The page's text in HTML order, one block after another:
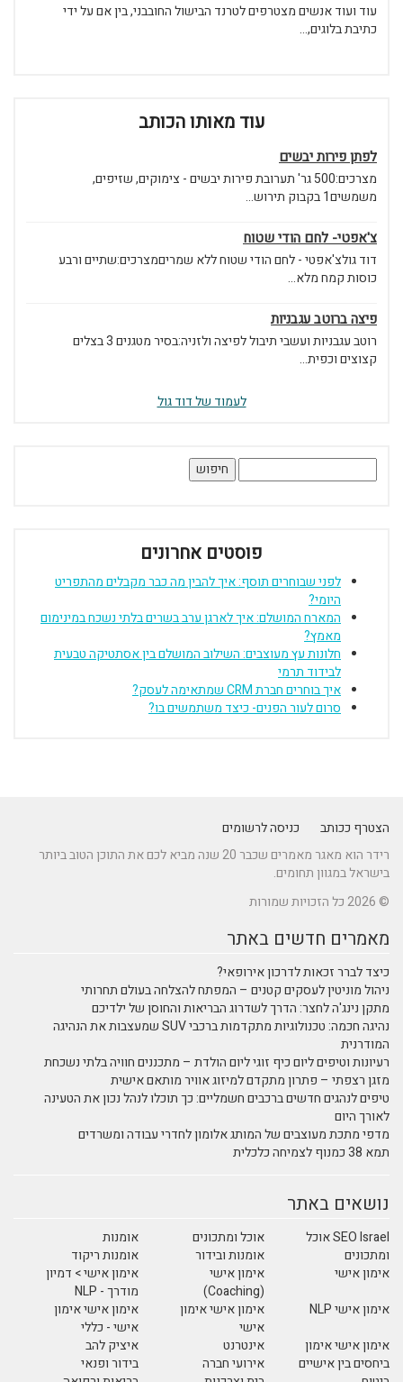
עוד ועוד אנשים מצטרפים לטרנד הבישול החובבני, בין אם על ידי
כתיבת בלוגים,...
עוד מאותו הכותב
לפתן פירות יבשים
מצרכים:500 גר' תערובת פירות יבשים - צימוקים, שזיפים,
משמשים1 בקבוק תירוש...
צ'אפטי- לחם הודי שטוח
דוד גולצ'אפטי - לחם הודי שטוח ללא שמריםמצרכים:שתיים ורבע
כוסות קמח מלא...
פיצה ברוטב עגבניות
רוטב עגבניות ועשבי תיבול לפיצה ולזניה:בסיר מטגנים 3 בצלים
קצוצים וכפית...
לעמוד של דוד גול
פוסטים אחרונים
לפני שבוחרים תוסף: איך להבין מה כבר מקבלים מהתפריט
היומי?
המארח המושלם: איך לארגן ערב בשרים בלתי נשכח במינימום
מאמץ?
חלונות עץ מעוצבים: השילוב המושלם בין אסתטיקה טבעית
לבידוד תרמי
איך בוחרים חברת CRM שמתאימה לעסק?
סרום לעור הפנים- כיצד משתמשים בו?
הצטרף ככותב
כניסה לרשומים
רידר הוא מאגר מאמרים שכבר 20 שנה מביא לכם את התוכן הטוב ביותר
בישראל במגוון תחומים.
© 2026 כל הזכויות שמורות
מאמרים חדשים באתר
כיצד לברר זכאות לדרכון אירופאי?
ניהול מוניטין לעסקים קטנים – המפתח להצלחה בעולם תחרותי
מתקן נינג'ה לחצר: הדרך לשדרוג הבריאות והחוסן של ילדיכם
נהיגה חכמה: טכנולוגיות מתקדמות ברכבי SUV שמעצבות את הנהיגה
המודרנית
רעיונות וטיפים ליום כיף זוגי ליום הולדת – מתכננים חוויה בלתי נשכחת
מזגן רצפתי – פתרון מתקדם למיזוג אוויר מותאם אישית
טיפים לנהגים חדשים ברכבים חשמליים: כך תוכלו לנהל נכון את הטעינה
לאורך היום
מדפי מתכת מעוצבים של המותג אלומון לחדרי עבודה ומשרדים
תמא 38 כמנוף לצמיחה כלכלית
נושאים באתר
SEO Israel אוכל
ומתכונים
אוכל ומתכונים
אומנות
אומנות ובידור
אומנות ריקוד
אימון אישי
אימון אישי
(Coaching)
אימון אישי > דמיון
מודרך - NLP
אימון אישי NLP
אימון אישי אימון
אישי
אימון אישי אימון
אישי - כללי
אימון אישי אימון
ביחסים בין אישיים
אינטרנט
איציק להב
אירועי חברה
בידור ופנאי